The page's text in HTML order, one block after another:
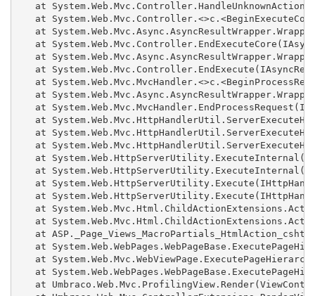
at
at
at
at
at
at
at
at
at
at
at
at
at
at
at
at
at
at
at
at
at
at
at